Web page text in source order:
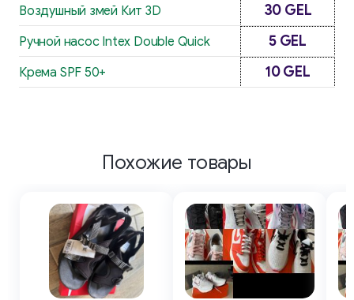
Воздушный змей Кит 3D 30 GEL
Ручной насос Intex Double Quick 5 GEL
Крема SPF 50+ 10 GEL
Похожие товары